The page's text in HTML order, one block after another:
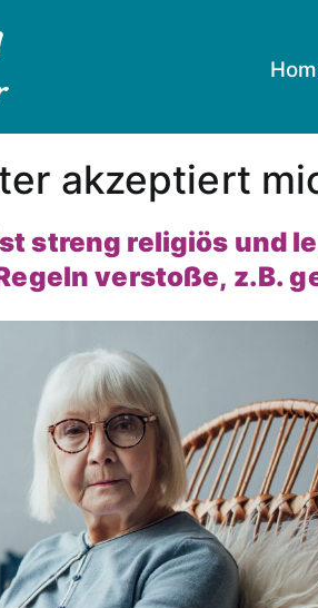
akzeptiert
streng religiös und
verstoße, z.B.